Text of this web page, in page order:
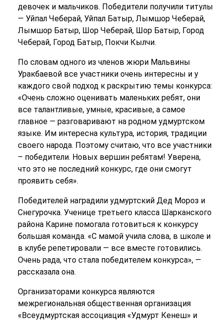
девочек и мальчиков. Победители получили титулы
— Уйпал Чеберай, Уйпал Батыр, Лымшор Чеберай,
Лымшор Батыр, Шор Чеберай, Шор Батыр, Город
Чеберай, Город Батыр, Покчи Кылчи.
По словам одного из членов жюри Мальвины
Уракбаевой все участники очень интересны и у
каждого свой подход к раскрытию темы конкурса:
«Очень сложно оценивать маленьких ребят, они
все талантливые, умные, красивые, а самое
главное — разговаривают на родном удмуртском
языке. Им интересна культура, история, традиции
своего народа. Поэтому считаю, что все участники
– победители. Новых вершин ребятам! Уверена,
что это не последний конкурс, где они смогут
проявить себя».
Победителей наградили удмуртский Дед Мороз и
Снегурочка. Ученице третьего класса Шарканского
района Карине помогала готовиться к конкурсу
большая команда. «С мамой учила слова, в школе и
в клубе репетировали — все вместе готовились.
Очень рада, что стала победителем конкурса», —
рассказала она.
Организаторами конкурса являются
межрегиональная общественная организация
«Всеудмуртская ассоциация «Удмурт Кенеш» и